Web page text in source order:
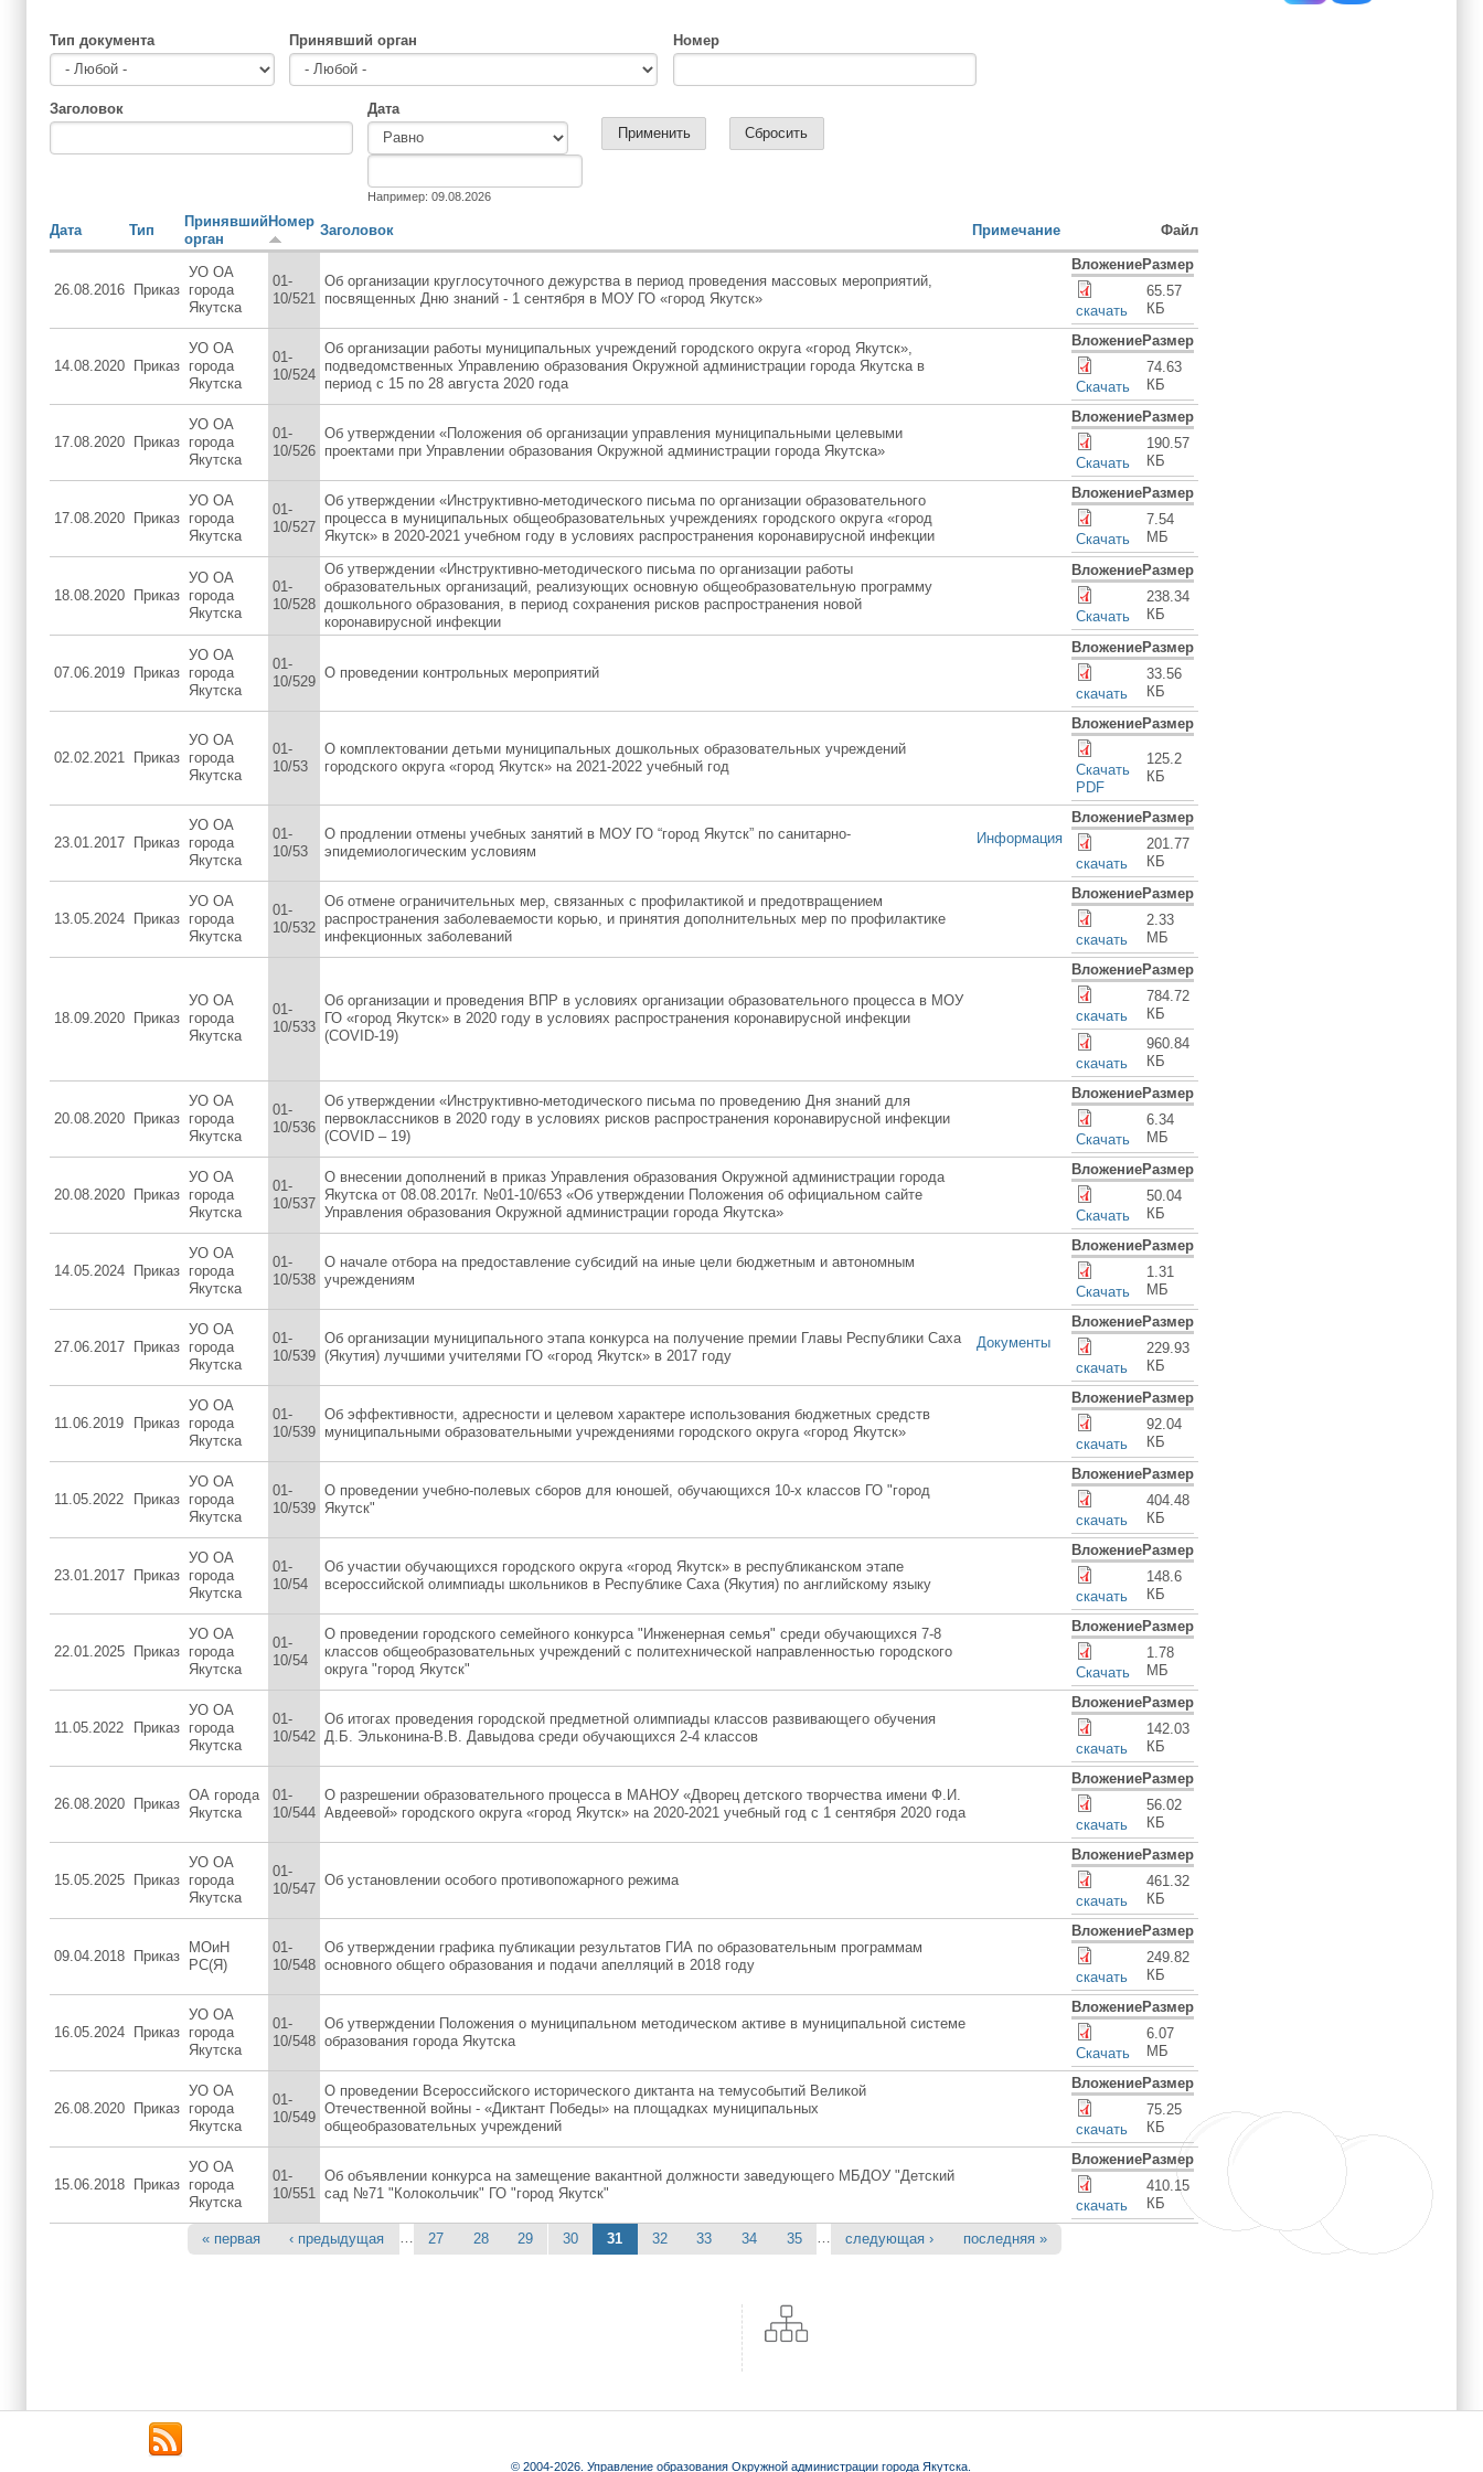
Тип документа Принявший орган Номер
Заголовок Дата
Например: 09.08.2026
Дата Тип
Принявший
орган
Номер
Заголовок Примечание Файл
26.08.2016 Приказ
УО ОА
города
Якутска
01-
10/521
Об организации круглосуточного дежурства в период проведения массовых мероприятий,
посвященных Дню знаний - 1 сентября в МОУ ГО «город Якутск»
ВложениеРазмер
скачать
65.57
КБ
14.08.2020 Приказ
УО ОА
города
Якутска
01-
10/524
Об организации работы муниципальных учреждений городского округа «город Якутск»,
подведомственных Управлению образования Окружной администрации города Якутска в
период с 15 по 28 августа 2020 года
ВложениеРазмер
Скачать
74.63
КБ
17.08.2020 Приказ
УО ОА
города
Якутска
01-
10/526
Об утверждении «Положения об организации управления муниципальными целевыми
проектами при Управлении образования Окружной администрации города Якутска»
ВложениеРазмер
Скачать
190.57
КБ
17.08.2020 Приказ
УО ОА
города
Якутска
01-
10/527
Об утверждении «Инструктивно-методического письма по организации образовательного
процесса в муниципальных общеобразовательных учреждениях городского округа «город
Якутск» в 2020-2021 учебном году в условиях распространения коронавирусной инфекции
ВложениеРазмер
Скачать
7.54
МБ
18.08.2020 Приказ
УО ОА
города
Якутска
01-
10/528
Об утверждении «Инструктивно-методического письма по организации работы
образовательных организаций, реализующих основную общеобразовательную программу
дошкольного образования, в период сохранения рисков распространения новой
коронавирусной инфекции
ВложениеРазмер
Скачать
238.34
КБ
07.06.2019 Приказ
УО ОА
города
Якутска
01-
10/529
О проведении контрольных мероприятий
ВложениеРазмер
скачать
33.56
КБ
02.02.2021 Приказ
УО ОА
города
Якутска
01-
10/53
О комплектовании детьми муниципальных дошкольных образовательных учреждений
городского округа «город Якутск» на 2021-2022 учебный год
ВложениеРазмер
Скачать
PDF
125.2
КБ
23.01.2017 Приказ
УО ОА
города
Якутска
01-
10/53
О продлении отмены учебных занятий в МОУ ГО “город Якутск” по санитарно-
эпидемиологическим условиям
Информация
ВложениеРазмер
cкачать
201.77
КБ
13.05.2024 Приказ
УО ОА
города
Якутска
01-
10/532
Об отмене ограничительных мер, связанных с профилактикой и предотвращением
распространения заболеваемости корью, и принятия дополнительных мер по профилактике
инфекционных заболеваний
ВложениеРазмер
cкачать
2.33
МБ
18.09.2020 Приказ
УО ОА
города
Якутска
01-
10/533
Об организации и проведения ВПР в условиях организации образовательного процесса в МОУ
ГО «город Якутск» в 2020 году в условиях распространения коронавирусной инфекции
(COVID-19)
ВложениеРазмер
скачать
784.72
КБ
скачать
960.84
КБ
20.08.2020 Приказ
УО ОА
города
Якутска
01-
10/536
Об утверждении «Инструктивно-методического письма по проведению Дня знаний для
первоклассников в 2020 году в условиях рисков распространения коронавирусной инфекции
(COVID – 19)
ВложениеРазмер
Скачать
6.34
МБ
20.08.2020 Приказ
УО ОА
города
Якутска
01-
10/537
О внесении дополнений в приказ Управления образования Окружной администрации города
Якутска от 08.08.2017г. №01-10/653 «Об утверждении Положения об официальном сайте
Управления образования Окружной администрации города Якутска»
ВложениеРазмер
Скачать
50.04
КБ
14.05.2024 Приказ
УО ОА
города
Якутска
01-
10/538
О начале отбора на предоставление субсидий на иные цели бюджетным и автономным
учреждениям
ВложениеРазмер
Скачать
1.31
МБ
27.06.2017 Приказ
УО ОА
города
Якутска
01-
10/539
Об организации муниципального этапа конкурса на получение премии Главы Республики Саха
(Якутия) лучшими учителями ГО «город Якутск» в 2017 году
Документы
ВложениеРазмер
скачать
229.93
КБ
11.06.2019 Приказ
УО ОА
города
Якутска
01-
10/539
Об эффективности, адресности и целевом характере использования бюджетных средств
муниципальными образовательными учреждениями городского округа «город Якутск»
ВложениеРазмер
скачать
92.04
КБ
11.05.2022 Приказ
УО ОА
города
Якутска
01-
10/539
О проведении учебно-полевых сборов для юношей, обучающихся 10-х классов ГО "город
Якутск"
ВложениеРазмер
скачать
404.48
КБ
23.01.2017 Приказ
УО ОА
города
Якутска
01-
10/54
Об участии обучающихся городского округа «город Якутск» в республиканском этапе
всероссийской олимпиады школьников в Республике Саха (Якутия) по английскому языку
ВложениеРазмер
скачать
148.6
КБ
22.01.2025 Приказ
УО ОА
города
Якутска
01-
10/54
О проведении городского семейного конкурса "Инженерная семья" среди обучающихся 7-8
классов общеобразовательных учреждений с политехнической направленностью городского
округа "город Якутск"
ВложениеРазмер
Скачать
1.78
МБ
11.05.2022 Приказ
УО ОА
города
Якутска
01-
10/542
Об итогах проведения городской предметной олимпиады классов развивающего обучения
Д.Б. Эльконина-В.В. Давыдова среди обучающихся 2-4 классов
ВложениеРазмер
скачать
142.03
КБ
26.08.2020 Приказ
ОА города
Якутска
01-
10/544
О разрешении образовательного процесса в МАНОУ «Дворец детского творчества имени Ф.И.
Авдеевой» городского округа «город Якутск» на 2020-2021 учебный год с 1 сентября 2020 года
ВложениеРазмер
скачать
56.02
КБ
15.05.2025 Приказ
УО ОА
города
Якутска
01-
10/547
Об установлении особого противопожарного режима
ВложениеРазмер
скачать
461.32
КБ
09.04.2018 Приказ
МОиН
РС(Я)
01-
10/548
Об утверждении графика публикации результатов ГИА по образовательным программам
основного общего образования и подачи апелляций в 2018 году
ВложениеРазмер
скачать
249.82
КБ
16.05.2024 Приказ
УО ОА
города
Якутска
01-
10/548
Об утверждении Положения о муниципальном методическом активе в муниципальной системе
образования города Якутска
ВложениеРазмер
Скачать
6.07
МБ
26.08.2020 Приказ
УО ОА
города
Якутска
01-
10/549
О проведении Всероссийского исторического диктанта на темусобытий Великой
Отечественной войны - «Диктант Победы» на площадках муниципальных
общеобразовательных учреждений
ВложениеРазмер
скачать
75.25
КБ
15.06.2018 Приказ
УО ОА
города
Якутска
01-
10/551
Об объявлении конкурса на замещение вакантной должности заведующего МБДОУ "Детский
сад №71 "Колокольчик" ГО "город Якутск"
ВложениеРазмер
скачать
410.15
КБ
« первая ‹ предыдущая … 27 28 29 30 31 32 33 34 35 … следующая › последняя »
© 2004-2026. Управление образования Окружной администрации города Якутска.